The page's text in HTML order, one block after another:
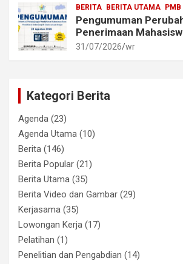
BERITA BERITA UTAMA
Pengumuman
Penerimaan
Akademi Metrologi dan
31/07/2026 wr
Kategori Berita
Agenda (23)
Agenda Utama (10)
Berita (146)
Berita Popular (21)
Berita Utama (35)
Berita Video dan Gambar (29)
Kerjasama (35)
Lowongan Kerja (17)
Pelatihan (1)
Penelitian dan Pengabdian (14)